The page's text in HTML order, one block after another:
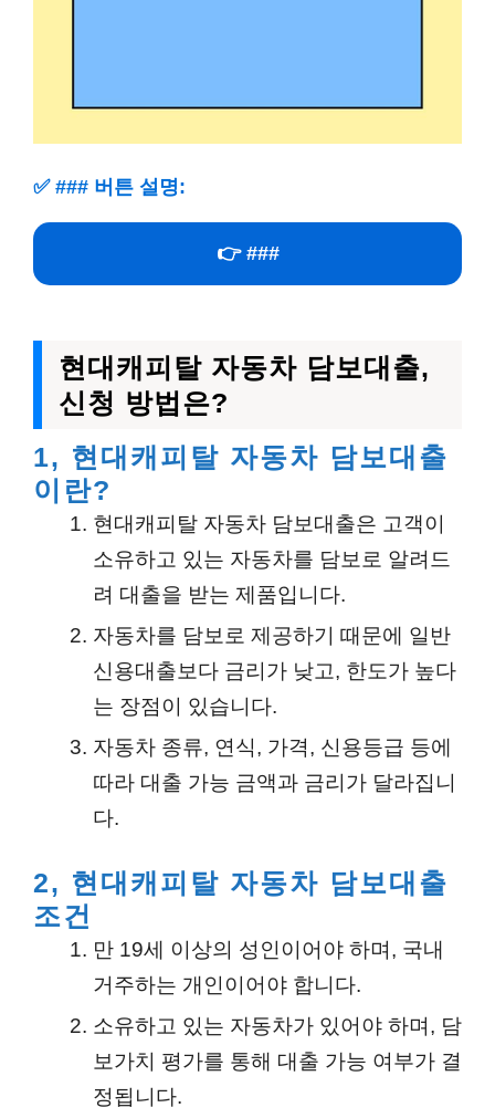
✅ ### 버튼 설명:
👉 ###
현대캐피탈 자동차 담보대출,
신청 방법은?
1, 현대캐피탈 자동차 담보대출
이란?
현대캐피탈 자동차 담보대출은 고객이
소유하고 있는 자동차를 담보로 알려드
려 대출을 받는 제품입니다.
자동차를 담보로 제공하기 때문에 일반
신용대출보다 금리가 낮고, 한도가 높다
는 장점이 있습니다.
자동차 종류, 연식, 가격, 신용등급 등에
따라 대출 가능 금액과 금리가 달라집니
다.
2, 현대캐피탈 자동차 담보대출
조건
만 19세 이상의 성인이어야 하며, 국내
거주하는 개인이어야 합니다.
소유하고 있는 자동차가 있어야 하며, 담
보가치 평가를 통해 대출 가능 여부가 결
정됩니다.